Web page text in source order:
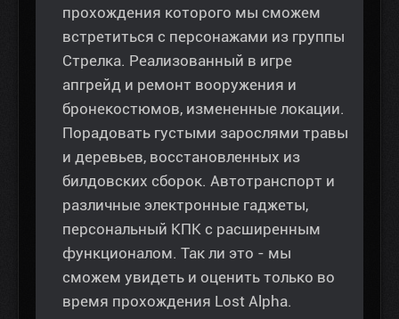
прохождения которого мы сможем
встретиться с персонажами из группы
Стрелка. Реализованный в игре
апгрейд и ремонт вооружения и
бронекостюмов, измененные локации.
Порадовать густыми зарослями травы
и деревьев, восстановленных из
билдовских сборок. Автотранспорт и
различные электронные гаджеты,
персональный КПК с расширенным
функционалом. Так ли это - мы
сможем увидеть и оценить только во
время прохождения Lost Alpha.